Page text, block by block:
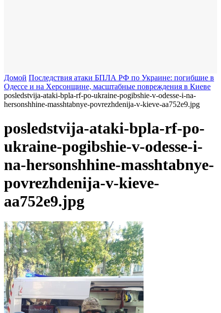
Домой Последствия атаки БПЛА РФ по Украине: погибшие в
Одессе и на Херсонщине, масштабные повреждения в Киеве
posledstvija-ataki-bpla-rf-po-ukraine-pogibshie-v-odesse-i-na-
hersonshhine-masshtabnye-povrezhdenija-v-kieve-aa752e9.jpg
posledstvija-ataki-bpla-rf-po-
ukraine-pogibshie-v-odesse-i-
na-hersonshhine-masshtabnye-
povrezhdenija-v-kieve-
aa752e9.jpg